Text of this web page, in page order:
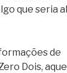
que seria
de
Dois,